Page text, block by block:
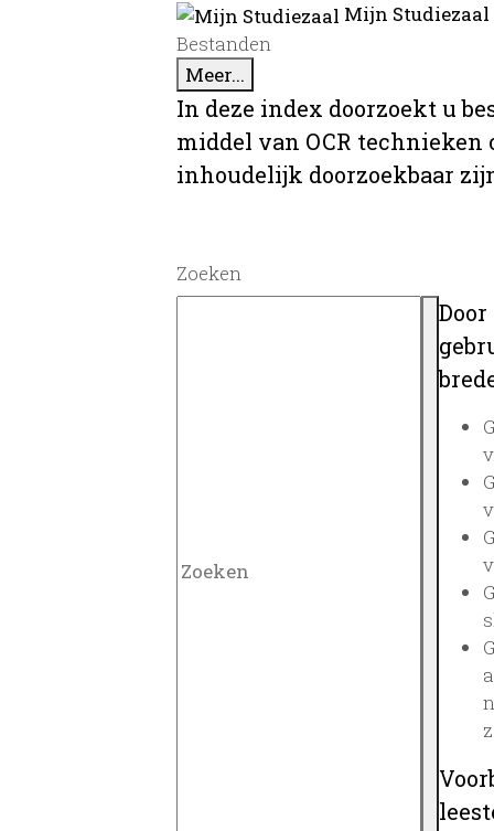
Mijn
Bestanden
Meer...
In deze index doorzoekt u
middel van OCR
inhoudelijk doorzoekbaar
Zoeken